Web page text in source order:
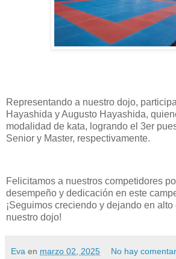
Representando a nuestro dojo,
Hayashida y Augusto Hayashida,
modalidad de kata, logrando el 3er
Senior y Master, respectivamente.
Felicitamos a nuestros competidores
desempeño y dedicación en este
¡Seguimos creciendo y dejando en
nuestro dojo!
Eva en marzo 02, 2025 No hay